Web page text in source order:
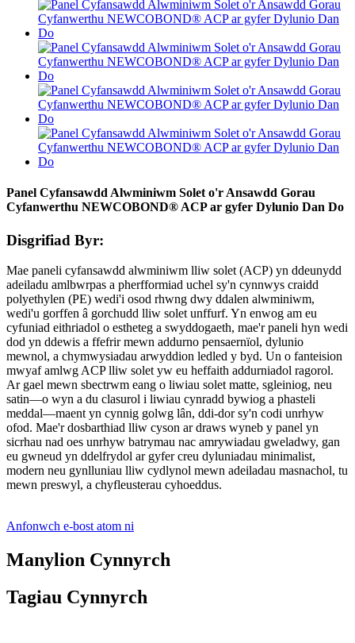
Panel Cyfansawdd Alwminiwm Solet o'r Ansawdd Gorau
Cyfanwerthu NEWCOBOND® ACP ​​ar gyfer Dylunio Dan Do
Disgrifiad Byr:
Mae paneli cyfansawdd alwminiwm lliw solet (ACP) yn ddeunydd
adeiladu amlbwrpas a pherfformiad uchel sy'n cynnwys craidd
polyethylen (PE) wedi'i osod rhwng dwy ddalen alwminiwm,
wedi'u gorffen â gorchudd lliw solet unffurf. Yn enwog am eu
cyfuniad eithriadol o estheteg a swyddogaeth, mae'r paneli hyn wedi
dod yn ddewis a ffefrir mewn addurno pensaernïol, dylunio
mewnol, a chymwysiadau arwyddion ledled y byd. Un o fanteision
mwyaf amlwg ACP lliw solet yw eu heffaith addurniadol ragorol.
Ar gael mewn sbectrwm eang o liwiau solet matte, sgleiniog, neu
satin—o wyn a du clasurol i liwiau cynradd bywiog a phasteli
meddal—maent yn cynnig golwg lân, ddi-dor sy'n codi unrhyw
ofod. Mae'r dosbarthiad lliw cyson ar draws wyneb y panel yn
sicrhau nad oes unrhyw batrymau nac amrywiadau gweladwy, gan
eu gwneud yn ddelfrydol ar gyfer creu dyluniadau minimalist,
modern neu gynlluniau lliw cydlynol mewn adeiladau masnachol, tu
mewn preswyl, a chyfleusterau cyhoeddus.
Anfonwch e-bost atom ni
Manylion Cynnyrch
Tagiau Cynnyrch